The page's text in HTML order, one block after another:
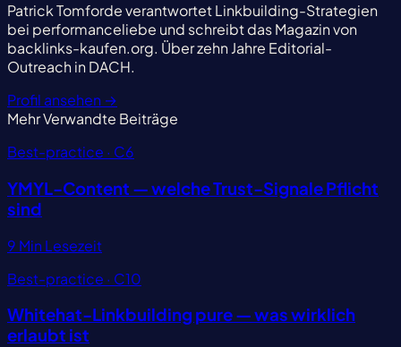
Patrick Tomforde verantwortet Linkbuilding-Strategien
bei performanceliebe und schreibt das Magazin von
backlinks-kaufen.org. Über zehn Jahre Editorial-
Outreach in DACH.
Profil ansehen →
MehrVerwandte Beiträge
Best-practice · C6
YMYL-Content — welche Trust-Signale Pflicht
sind
9 Min Lesezeit
Best-practice · C10
Whitehat-Linkbuilding pure — was wirklich
erlaubt ist